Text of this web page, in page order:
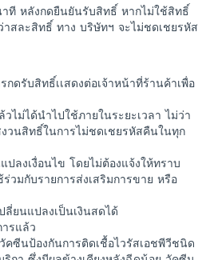
ที หลังกดยืนยันรับสิทธิ์ หากไม่ใช้สิทธิ์
าสละสิทธิ์ ทาง บริษัทฯ จะไม่ชดเชยรหัส
ดรับสิทธิ์เเสดงต่อเจ้าหน้าที่ร้านค้าเพื่อ
ไม่ได้นำไปใช้ภายในระยะเวลา ไม่ว่า
วนสิทธิ์ในการไม่ชดเชยรหัสคืนในทุก
ลงเงื่อนไข โดยไม่ต้องแจ้งให้ทราบ
วมกับรายการส่งเสริมการขาย หรือ
ยนแปลงเป็นเงินสดได้
รแล้ว
ซีนป้องกันการติดเชื้อไวรัสเอชพีวีชนิด